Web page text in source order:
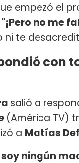
empezó el
"¡Pero no me
te
con
salió a
(América TV)
a Matías
ningún